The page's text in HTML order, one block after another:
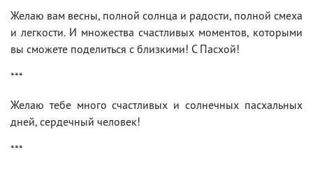
Желаю вам весны, полной солнца и радости, полной смеха
и легкости. И множества счастливых моментов, которыми
вы сможете поделиться с близкими! С Пасхой!
***
Желаю тебе много счастливых и солнечных пасхальных
дней, сердечный человек!
***